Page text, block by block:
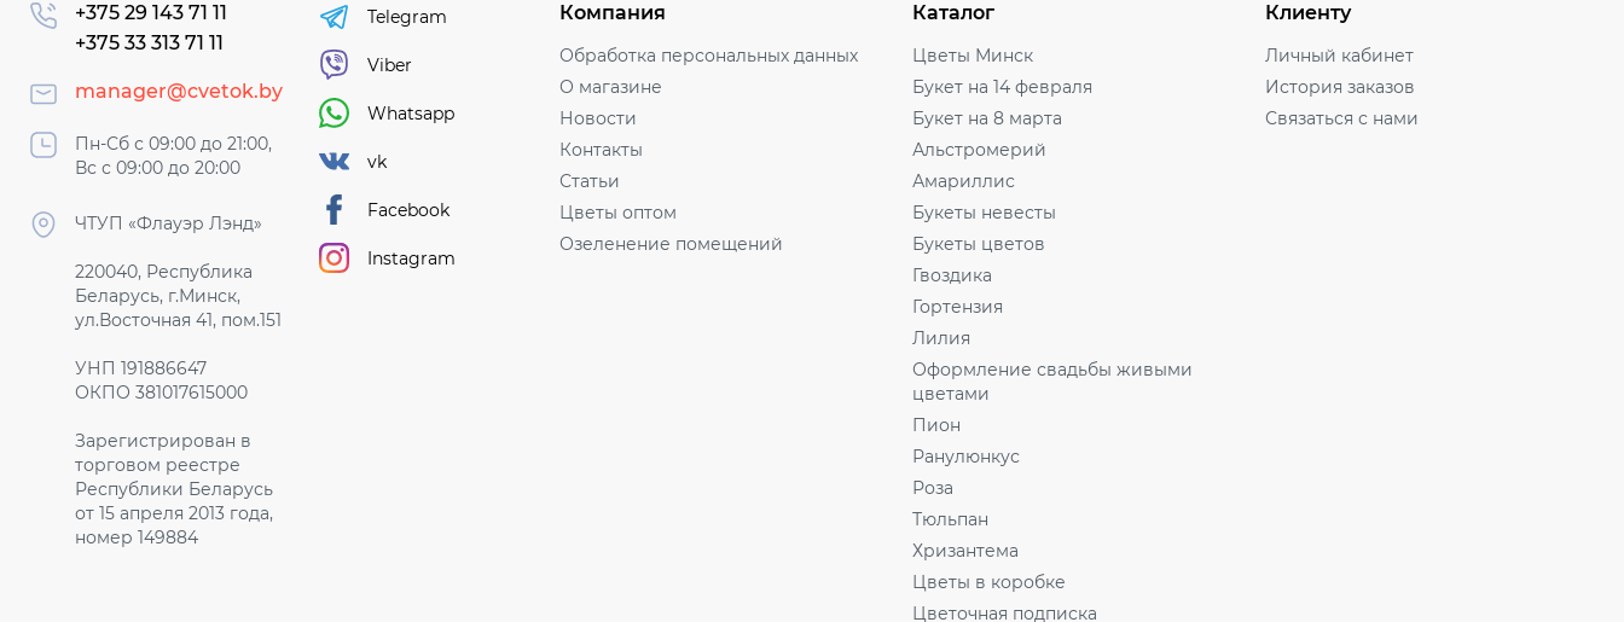
+375 29 143 71 11
+375 33 313 71 11
manager@cvetok.by
Пн-Сб с 09:00 до 21:00,
Вс с 09:00 до 20:00
ЧТУП «Флауэр Лэнд»
220040, Республика
Беларусь, г.Минск,
ул.Восточная 41, пом.151
УНП 191886647
ОКПО 381017615000
Зарегистрирован в
торговом реестре
Республики Беларусь
от 15 апреля 2013 года,
номер 149884
Telegram
Viber
Whatsapp
vk
Facebook
Instagram
Компания
Обработка персональных данных
О магазине
Новости
Контакты
Статьи
Цветы оптом
Озеленение помещений
Каталог
Цветы Минск
Букет на 14 февраля
Букет на 8 марта
Альстромерий
Амариллис
Букеты невесты
Букеты цветов
Гвоздика
Гортензия
Лилия
Оформление свадьбы живыми
цветами
Пион
Ранулюнкус
Роза
Тюльпан
Хризантема
Цветы в коробке
Цветочная подписка
Клиенту
Личный кабинет
История заказов
Связаться с нами